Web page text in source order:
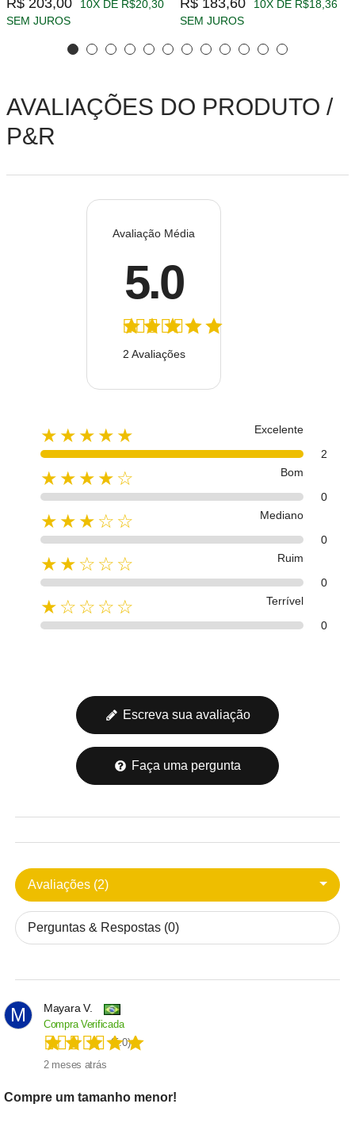
R$ 203,00
10X DE R$20,30
SEM JUROS
R$ 183,60
10X DE R$18,36
SEM JUROS
AVALIAÇÕES DO PRODUTO /
P&R
Avaliação Média
5.0
2 Avaliações
★★★★★
Excelente
2
★★★★☆
Bom
0
★★★☆☆
Mediano
0
★★☆☆☆
Ruim
0
★☆☆☆☆
Terrível
0
Escreva sua avaliação
Faça uma pergunta
Avaliações (2)
Perguntas & Respostas (0)
M Mayara V.
Compra Verificada
(5.0)
2 meses atrás
Compre um tamanho menor!